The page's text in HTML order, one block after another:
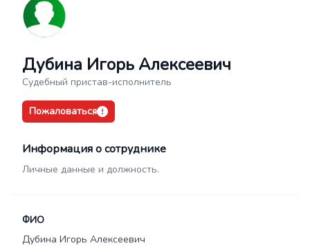
Дубина Игорь Алексеевич
Судебный пристав-исполнитель
Пожаловаться
Информация о сотруднике
Личные данные и должность.
ФИО
Дубина Игорь Алексеевич